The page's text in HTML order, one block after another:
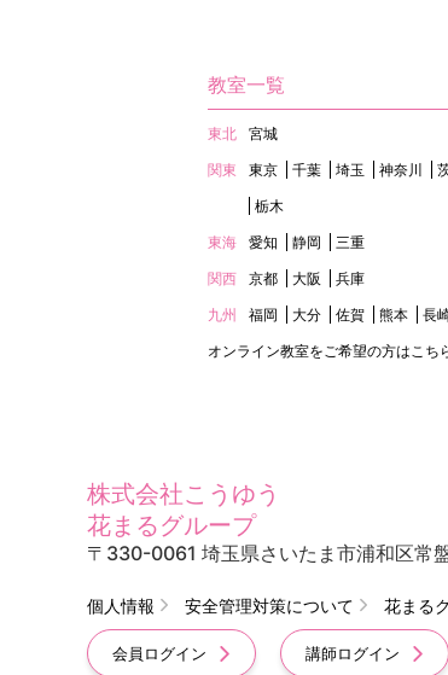
教室一覧
東北
宮城
関東
東京 千葉 埼玉 神奈川
栃木
東海
愛知 静岡
三重
関西
京都 大阪
兵庫
九州
福岡 大分 佐賀 熊本
長
オンライン教室をご希望の方はこち
株式会社こうゆう
花まるグループ
〒330-0061 埼玉県さいたま市浦和区常
個人情報 安全管理対策について 花まる
会員ログイン 講師ログイン